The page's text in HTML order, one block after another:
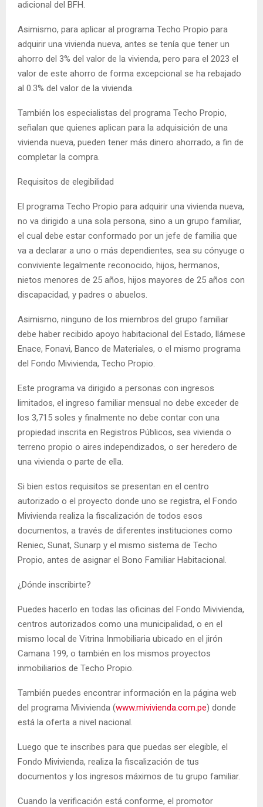
adicional del BFH.
Asimismo, para aplicar al programa Techo Propio para
adquirir una vivienda nueva, antes se tenía que tener un
ahorro del 3% del valor de la vivienda, pero para el 2023 el
valor de este ahorro de forma excepcional se ha rebajado
al 0.3% del valor de la vivienda.
También los especialistas del programa Techo Propio,
señalan que quienes aplican para la adquisición de una
vivienda nueva, pueden tener más dinero ahorrado, a fin de
completar la compra.
Requisitos de elegibilidad
El programa Techo Propio para adquirir una vivienda nueva,
no va dirigido a una sola persona, sino a un grupo familiar,
el cual debe estar conformado por un jefe de familia que
va a declarar a uno o más dependientes, sea su cónyuge o
conviviente legalmente reconocido, hijos, hermanos,
nietos menores de 25 años, hijos mayores de 25 años con
discapacidad, y padres o abuelos.
Asimismo, ninguno de los miembros del grupo familiar
debe haber recibido apoyo habitacional del Estado, llámese
Enace, Fonavi, Banco de Materiales, o el mismo programa
del Fondo Mivivienda, Techo Propio.
Este programa va dirigido a personas con ingresos
limitados, el ingreso familiar mensual no debe exceder de
los 3,715 soles y finalmente no debe contar con una
propiedad inscrita en Registros Públicos, sea vivienda o
terreno propio o aires independizados, o ser heredero de
una vivienda o parte de ella.
Si bien estos requisitos se presentan en el centro
autorizado o el proyecto donde uno se registra, el Fondo
Mivivienda realiza la fiscalización de todos esos
documentos, a través de diferentes instituciones como
Reniec, Sunat, Sunarp y el mismo sistema de Techo
Propio, antes de asignar el Bono Familiar Habitacional.
¿Dónde inscribirte?
Puedes hacerlo en todas las oficinas del Fondo Mivivienda,
centros autorizados como una municipalidad, o en el
mismo local de Vitrina Inmobiliaria ubicado en el jirón
Camana 199, o también en los mismos proyectos
inmobiliarios de Techo Propio.
También puedes encontrar información en la página web
del programa Mivivienda (www.mivivienda.com.pe) donde
está la oferta a nivel nacional.
Luego que te inscribes para que puedas ser elegible, el
Fondo Mivivienda, realiza la fiscalización de tus
documentos y los ingresos máximos de tu grupo familiar.
Cuando la verificación está conforme, el promotor